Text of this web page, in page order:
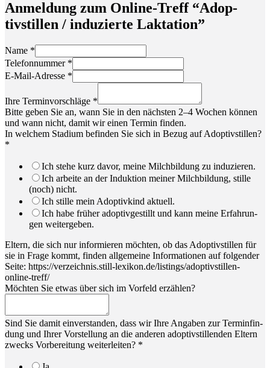
Anmel­dung zum Online-Treff “Adop­
tivstil­len / indu­zier­te Laktation”
Name *
Tele­fon­num­mer *
E‑Mail-Adres­se *
Ihre Ter­min­vor­schlä­ge *
Bit­te geben Sie an, wann Sie in den nächs­ten 2–4 Wochen kön­nen
und wann nicht, damit wir einen Ter­min finden.
In wel­chem Sta­di­um befin­den Sie sich in Bezug auf Adop­tivstil­len?
*
Ich ste­he kurz davor, mei­ne Milch­bil­dung zu induzieren.
Ich arbei­te an der Induk­ti­on mei­ner Milch­bil­dung, stil­le
(noch) nicht.
Ich stil­le mein Adop­tiv­kind aktuell.
Ich habe frü­her adop­tiv­ge­stillt und kann mei­ne Erfah­run­
gen weitergeben.
Eltern, die sich nur infor­mie­ren möch­ten, ob das Adop­tivstil­len für
sie in Fra­ge kommt, fin­den all­ge­mei­ne Infor­ma­tio­nen auf fol­gen­der
Sei­te: https://verzeichnis.still-lexikon.de/listings/adoptivstillen-
online-treff/
Möch­ten Sie etwas über sich im Vor­feld erzählen?
Ihrer
zwecks
Stadium
Sind Sie damit ein­ver­stan­den, dass wir Ihre Anga­ben zur Ter­min­fin­
dung und Ihrer Vor­stel­lung an die ande­ren adop­tivstil­len­den Eltern
zwecks Vor­be­rei­tung wei­ter­lei­ten? *